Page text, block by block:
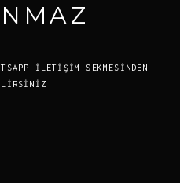
İLETİŞİM SEKMESİNDEN